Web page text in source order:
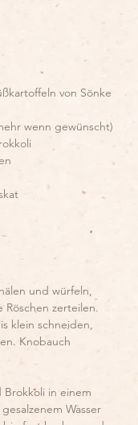
von Sönke
wenn gewünscht)
und würfeln,
Röschen zerteilen.
klein schneiden,
Knobauch
Brokkoli in einem
Wasser